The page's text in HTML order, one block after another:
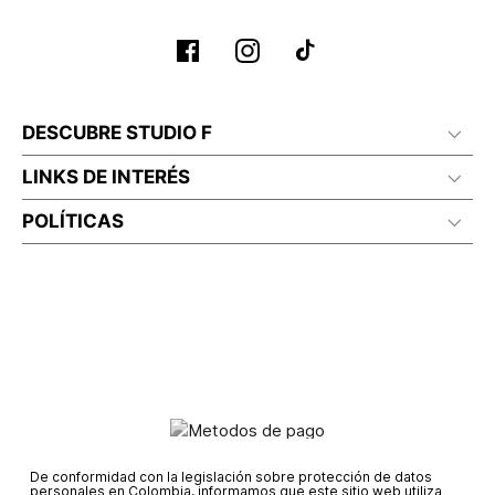
Planchar a temperatura maximo 110°c
DESCUBRE STUDIO F
LINKS DE INTERÉS
POLÍTICAS
De conformidad con la legislación sobre protección de datos
personales en Colombia, informamos que este sitio web utiliza